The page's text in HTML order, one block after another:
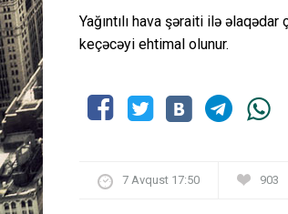
Yağıntılı hava şəraiti ilə
keçəcəyi ehtimal olunur.
7 Avqust 17:50 903